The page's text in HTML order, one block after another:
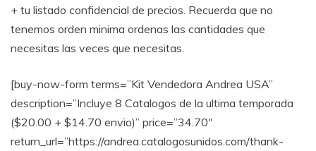
+ tu listado confidencial de precios. Recuerda que no
tenemos orden minima ordenas las cantidades que
necesitas las veces que necesitas.
[buy-now-form terms=”Kit Vendedora Andrea USA”
description=”Incluye 8 Catalogos de la ultima temporada
($20.00 + $14.70 envio)” price=”34.70″
return_url=”https://andrea.catalogosunidos.com/thank-